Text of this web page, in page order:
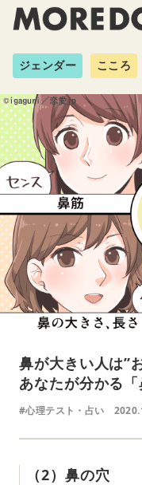
ジェンダー こころ
鼻が大きい人は”
あなたが分かる
#心理テスト・占い
（2）鼻の穴